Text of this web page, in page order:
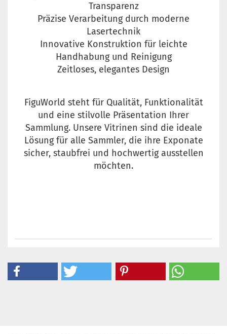
Transparenz
Präzise Verarbeitung durch moderne
Lasertechnik
Innovative Konstruktion für leichte
Handhabung und Reinigung
Zeitloses, elegantes Design
FiguWorld steht für Qualität, Funktionalität
und eine stilvolle Präsentation Ihrer
Sammlung. Unsere Vitrinen sind die ideale
Lösung für alle Sammler, die ihre Exponate
sicher, staubfrei und hochwertig ausstellen
möchten.